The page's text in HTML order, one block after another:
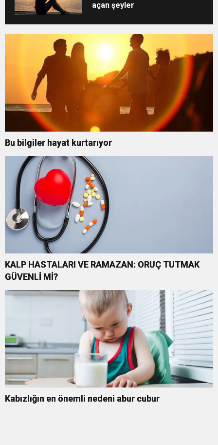
açan şeyler
Bu bilgiler hayat kurtarıyor
KALP HASTALARI VE RAMAZAN: ORUÇ TUTMAK
GÜVENLİ Mİ?
Kabızlığın en önemli nedeni abur cubur